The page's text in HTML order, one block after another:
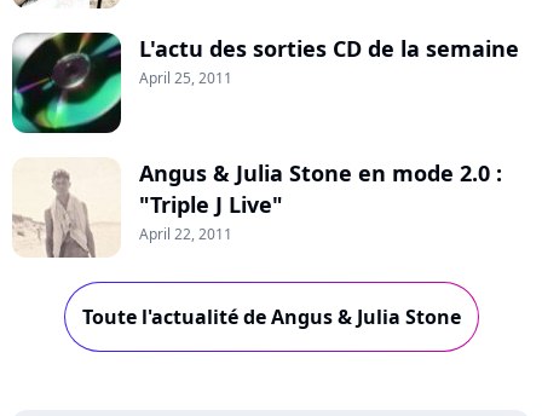
L'actu des sorties CD de la semaine
April 25, 2011
Angus & Julia Stone en mode 2.0 :
"Triple J Live"
April 22, 2011
Toute l'actualité de Angus & Julia Stone